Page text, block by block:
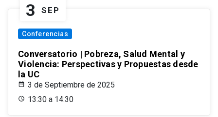
3 SEP
Conferencias
Conversatorio | Pobreza, Salud Mental y
Violencia: Perspectivas y Propuestas desde
la UC
3 de Septiembre de 2025
13:30 a 14:30